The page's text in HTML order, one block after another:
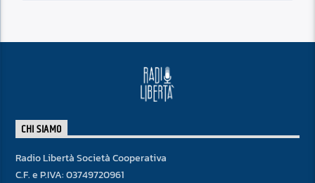
CHI SIAMO
Radio Libertà Società Cooperativa
C.F. e P.IVA: 03749720961